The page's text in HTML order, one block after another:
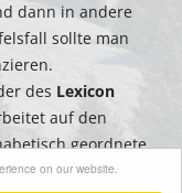
on our website.
dann in andere
sollte man
des Lexicon
auf den
geordnete
Suche nach